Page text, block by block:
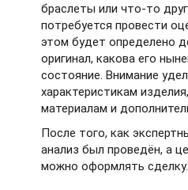
браслеты или что-то
потребуется провести
этом будет определено
оригинал, какова его
состояние. Внимание
характеристикам
материалам и
После того, как
анализ был проведён, а
можно оформлять сделку.